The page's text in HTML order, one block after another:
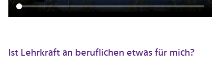
Ist Lehrkraft an beruflichen etwas für mich?